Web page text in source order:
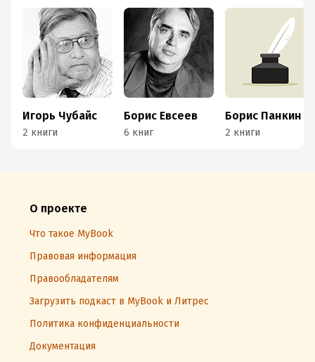
Игорь Чубайс
2 книги
Борис Евсеев
6 книг
Борис Панкин
2 книги
О проекте
Что такое MyBook
Правовая информация
Правообладателям
Загрузить подкаст в MyBook и Литрес
Политика конфиденциальности
Документация